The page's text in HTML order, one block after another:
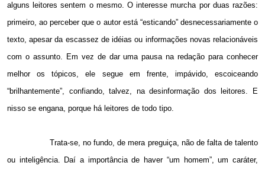
alguns leitores sentem o mesmo. O interesse murcha por duas razões:
primeiro, ao perceber que o autor está “esticando” desnecessariamente o
texto, apesar da escassez de idéias ou informações novas relacionáveis
com o assunto. Em vez de dar uma pausa na redação para conhecer
melhor os tópicos, ele segue em frente, impávido, escoiceando
“brilhantemente”, confiando, talvez, na desinformação dos leitores. E
nisso se engana, porque há leitores de todo tipo.
Trata-se, no fundo, de mera preguiça, não de falta de talento
ou inteligência. Daí a importância de haver “um homem”, um caráter,